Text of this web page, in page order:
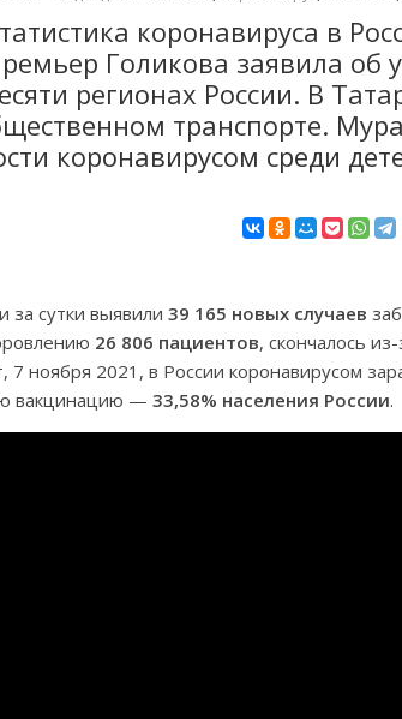
коронавируса в
Голикова заявила об
регионах России. В
транспорте.
коронавирусом среди
за сутки выявили 39 165 новых случаев
26 806 пациентов, скончалось
7 ноября 2021, в России коронавирусом
вакцинацию — 33,58% населения России.